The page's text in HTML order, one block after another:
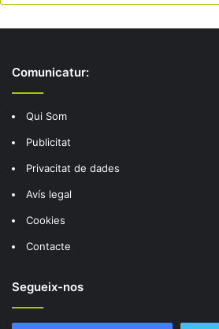
Comunicatur:
Qui Som
Publicitat
Privacitat de dades
Avís legal
Cookies
Contacte
Segueix-nos